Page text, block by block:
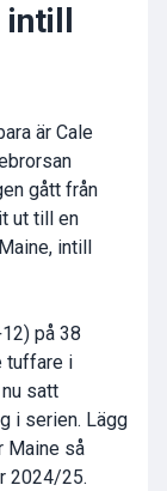
är Cale
gått från
ut till en
intill
på 38
tuffare i
satt
i serien. Lägg
Maine så
2024/25.